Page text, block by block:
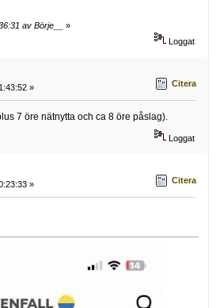
av Börje__
»
Loggat
» Citera
7 öre nätnytta och ca 8 öre påslag).
Loggat
» Citera